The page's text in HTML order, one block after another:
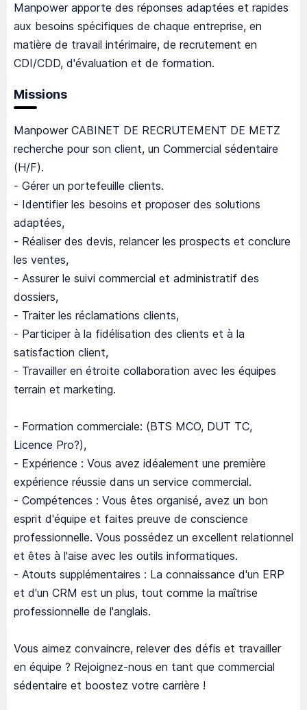
Manpower apporte des réponses adaptées et rapides
aux besoins spécifiques de chaque entreprise, en
matière de travail intérimaire, de recrutement en
CDI/CDD, d'évaluation et de formation.
Missions
Manpower CABINET DE RECRUTEMENT DE METZ
recherche pour son client, un Commercial sédentaire
(H/F).
- Gérer un portefeuille clients.
- Identifier les besoins et proposer des solutions
adaptées,
- Réaliser des devis, relancer les prospects et conclure
les ventes,
- Assurer le suivi commercial et administratif des
dossiers,
- Traiter les réclamations clients,
- Participer à la fidélisation des clients et à la
satisfaction client,
- Travailler en étroite collaboration avec les équipes
terrain et marketing.
- Formation commerciale: (BTS MCO, DUT TC,
Licence Pro?),
- Expérience : Vous avez idéalement une première
expérience réussie dans un service commercial.
- Compétences : Vous êtes organisé, avez un bon
esprit d'équipe et faites preuve de conscience
professionnelle. Vous possédez un excellent relationnel
et êtes à l'aise avec les outils informatiques.
- Atouts supplémentaires : La connaissance d'un ERP
et d'un CRM est un plus, tout comme la maîtrise
professionnelle de l'anglais.
Vous aimez convaincre, relever des défis et travailler
en équipe ? Rejoignez-nous en tant que commercial
sédentaire et boostez votre carrière !